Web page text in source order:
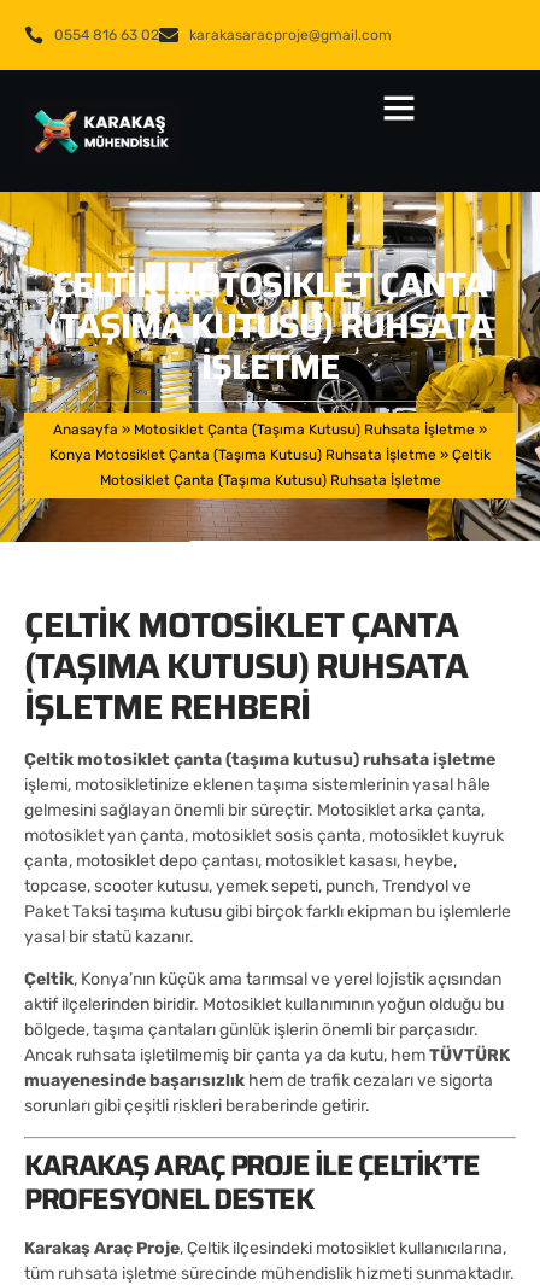
0554 816 63 02 karakasaracproje@gmail.com
ÇELTIK MOTOSIKLET ÇANTA
(TAŞIMA KUTUSU) RUHSATA
İŞLETME
Anasayfa » Motosiklet Çanta (Taşıma Kutusu) Ruhsata İşletme »
Konya Motosiklet Çanta (Taşıma Kutusu) Ruhsata İşletme » Çeltik
Motosiklet Çanta (Taşıma Kutusu) Ruhsata İşletme
ÇELTIK MOTOSIKLET ÇANTA
(TAŞIMA KUTUSU) RUHSATA
İŞLETME REHBERI
Çeltik motosiklet çanta (taşıma kutusu) ruhsata işletme
işlemi, motosikletinize eklenen taşıma sistemlerinin yasal hâle
gelmesini sağlayan önemli bir süreçtir. Motosiklet arka çanta,
motosiklet yan çanta, motosiklet sosis çanta, motosiklet kuyruk
çanta, motosiklet depo çantası, motosiklet kasası, heybe,
topcase, scooter kutusu, yemek sepeti, punch, Trendyol ve
Paket Taksi taşıma kutusu gibi birçok farklı ekipman bu işlemlerle
yasal bir statü kazanır.
Çeltik, Konya’nın küçük ama tarımsal ve yerel lojistik açısından
aktif ilçelerinden biridir. Motosiklet kullanımının yoğun olduğu bu
bölgede, taşıma çantaları günlük işlerin önemli bir parçasıdır.
Ancak ruhsata işletilmemiş bir çanta ya da kutu, hemTÜVTÜRK
muayenesinde başarısızlık hem de trafik cezaları ve sigorta
sorunları gibi çeşitli riskleri beraberinde getirir.
KARAKAŞ ARAÇ PROJE ILE ÇELTIK’TE
PROFESYONEL DESTEK
Karakaş Araç Proje, Çeltik ilçesindeki motosiklet kullanıcılarına,
tüm ruhsata işletme sürecinde mühendislik hizmeti sunmaktadır.